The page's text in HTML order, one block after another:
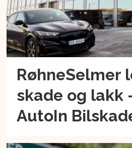
RøhneSelmer
skade og lakk
AutoIn